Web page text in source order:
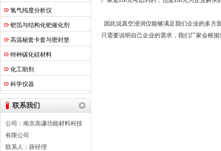
氢气纯度分析仪
钯箔与结构化钯催化剂
高温秘套卡套与密封垫
特种碳化硅材料
化工助剂
科学仪器
联系我们
公司：南京高谦功能材料科技
有限公司
联系人：薛经理
因此说真空浸润仪能够满足我们企业的多方
只需要说明自己企业的需求，我们厂家会根